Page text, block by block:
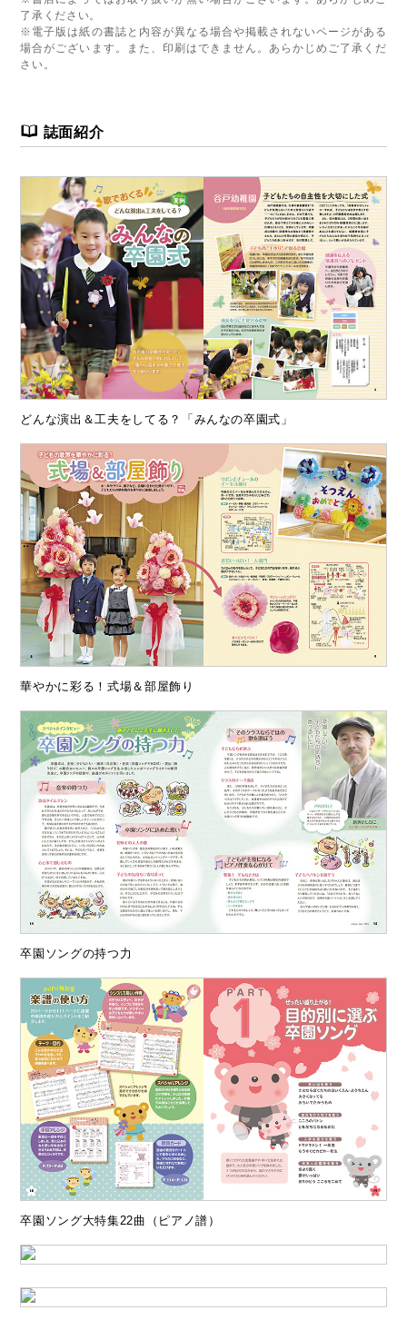
了承ください。
※電子版は紙の書誌と内容が異なる場合や掲載されないページがある
場合がございます。また、印刷はできません。あらかじめご了承くだ
さい。
誌面紹介
どんな演出＆工夫をしてる？「みんなの卒園式」
華やかに彩る！式場＆部屋飾り
卒園ソングの持つ力
卒園ソング大特集22曲（ピアノ譜）